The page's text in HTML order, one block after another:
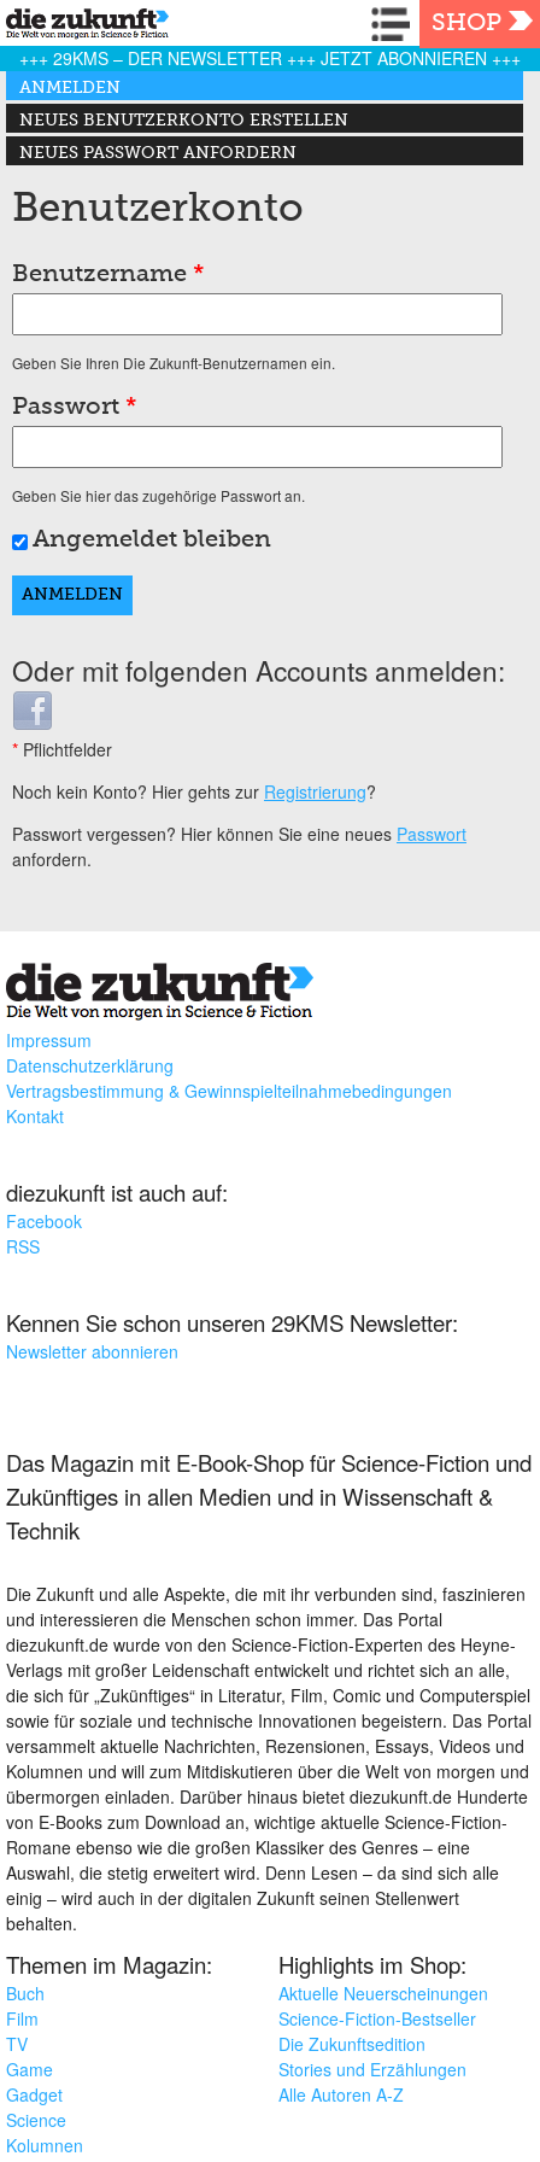
Navigation
SHOP
+++ 29KMS – DER NEWSLETTER +++ JETZT ABONNIEREN +++
Haupt-Reiter
ANMELDEN
(AKTIVER REITER)
NEUES BENUTZERKONTO ERSTELLEN
NEUES PASSWORT ANFORDERN
Benutzerkonto
Benutzername *
Geben Sie Ihren Die Zukunft-Benutzernamen ein.
Passwort *
Geben Sie hier das zugehörige Passwort an.
Angemeldet bleiben
Oder mit folgenden Accounts anmelden:
Login with Facebook
* Pflichtfelder
Noch kein Konto? Hier gehts zur Registrierung?
Passwort vergessen? Hier können Sie eine neues Passwort
anfordern.
Impressum
Datenschutzerklärung
Vertragsbestimmung & Gewinnspielteilnahmebedingungen
Kontakt
diezukunft ist auch auf:
Facebook
RSS
Kennen Sie schon unseren 29KMS Newsletter:
Newsletter abonnieren
Das Magazin mit E-Book-Shop für Science-Fiction und
Zukünftiges in allen Medien und in Wissenschaft &
Technik
Die Zukunft und alle Aspekte, die mit ihr verbunden sind, faszinieren
und interessieren die Menschen schon immer. Das Portal
diezukunft.de wurde von den Science-Fiction-Experten des Heyne-
Verlags mit großer Leidenschaft entwickelt und richtet sich an alle,
die sich für „Zukünftiges“ in Literatur, Film, Comic und Computerspiel
sowie für soziale und technische Innovationen begeistern. Das Portal
versammelt aktuelle Nachrichten, Rezensionen, Essays, Videos und
Kolumnen und will zum Mitdiskutieren über die Welt von morgen und
übermorgen einladen. Darüber hinaus bietet diezukunft.de Hunderte
von E-Books zum Download an, wichtige aktuelle Science-Fiction-
Romane ebenso wie die großen Klassiker des Genres – eine
Auswahl, die stetig erweitert wird. Denn Lesen – da sind sich alle
einig – wird auch in der digitalen Zukunft seinen Stellenwert
behalten.
Themen im Magazin:
Buch
Film
TV
Game
Gadget
Science
Kolumnen
Highlights im Shop:
Aktuelle Neuerscheinungen
Science-Fiction-Bestseller
Die Zukunftsedition
Stories und Erzählungen
Alle Autoren A-Z